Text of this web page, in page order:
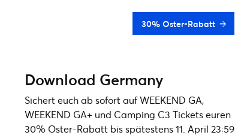
30% Oster-Rabatt
Download Germany
Sichert euch ab sofort auf WEEKEND GA,
WEEKEND GA+ und Camping C3 Tickets euren
30% Oster-Rabatt bis spätestens 11. April 23:59